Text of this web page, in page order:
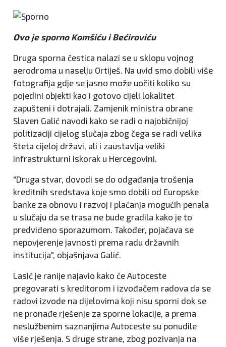
Ovo je sporno Komšiću i Bećiroviću
Druga sporna čestica nalazi se u sklopu vojnog
aerodroma u naselju Ortiješ. Na uvid smo dobili više
fotografija gdje se jasno može uočiti koliko su
pojedini objekti kao i gotovo cijeli lokalitet
zapušteni i dotrajali. Zamjenik ministra obrane
Slaven Galić navodi kako se radi o najobičnijoj
politizaciji cijelog slučaja zbog čega se radi velika
šteta cijeloj državi, ali i zaustavlja veliki
infrastrukturni iskorak u Hercegovini.
"Druga stvar, dovodi se do odgađanja trošenja
kreditnih sredstava koje smo dobili od Europske
banke za obnovu i razvoj i plaćanja mogućih penala
u slučaju da se trasa ne bude gradila kako je to
predviđeno sporazumom. Također, pojačava se
nepovjerenje javnosti prema radu državnih
institucija", objašnjava Galić.
Lasić je ranije najavio kako će Autoceste
pregovarati s kreditorom i izvođačem radova da se
radovi izvode na dijelovima koji nisu sporni dok se
ne pronađe rješenje za sporne lokacije, a prema
neslužbenim saznanjima Autoceste su ponudile
više rješenja. S druge strane, zbog pozivanja na